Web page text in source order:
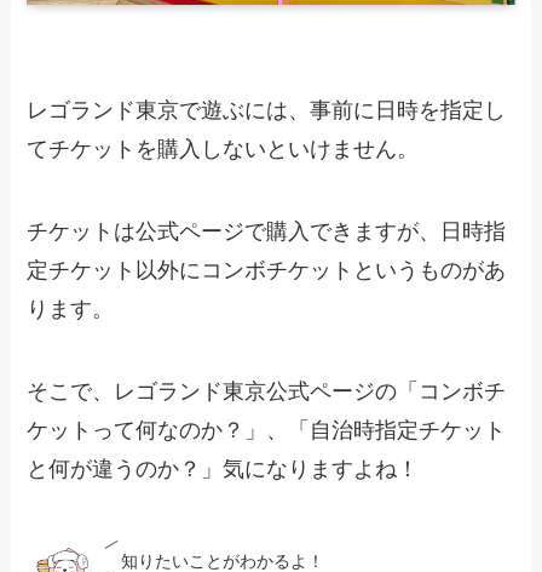
レゴランド東京で遊ぶには、事前に日時を指定し
てチケットを購入しないといけません。
チケットは公式ページで購入できますが、日時指
定チケット以外にコンボチケットというものがあ
ります。
そこで、レゴランド東京公式ページの「コンボチ
ケットって何なのか？」、「自治時指定チケット
と何が違うのか？」気になりますよね！
知りたいことがわかるよ！